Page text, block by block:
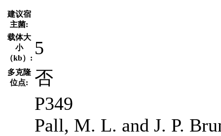
建议宿
主菌:
载体大
小
（kb）: 5
多克隆
位点:
否
P349
Pall, M. L. and J. P.